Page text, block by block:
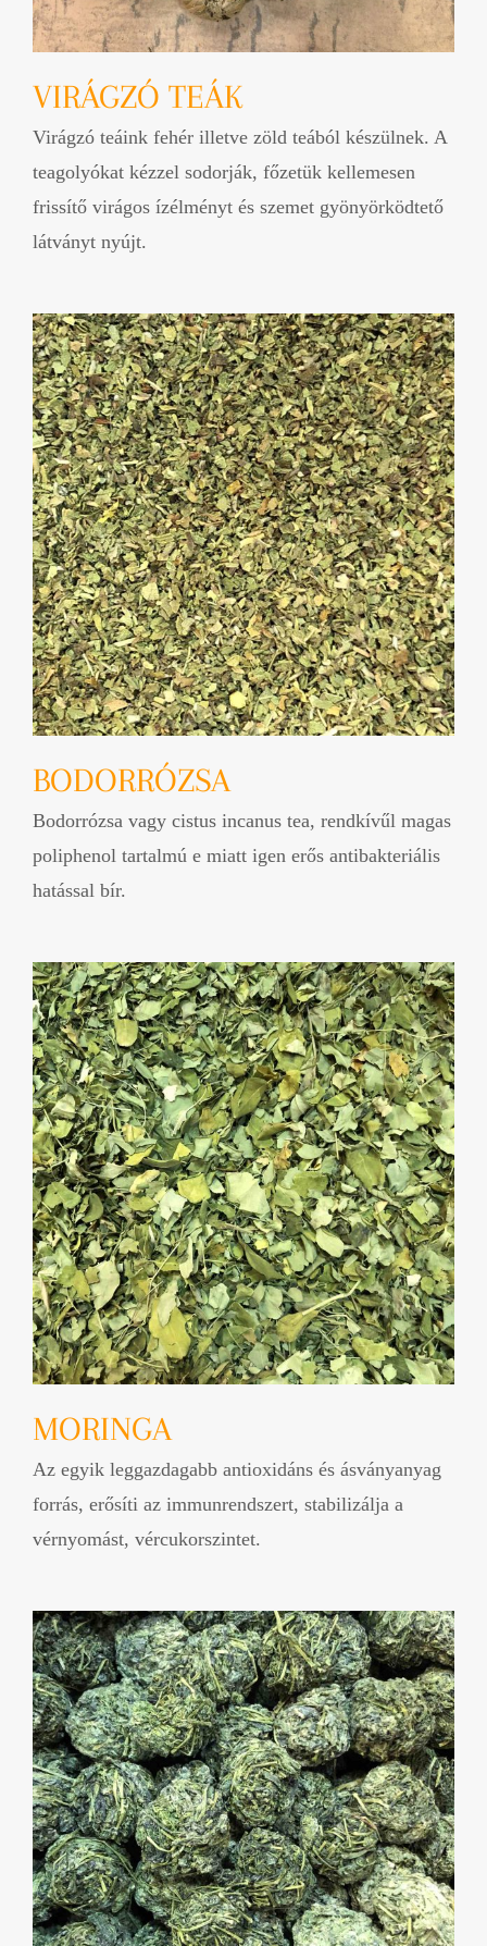
VIRÁGZÓ TEÁK
Virágzó teáink fehér illetve zöld teából készülnek. A
teagolyókat kézzel sodorják, főzetük kellemesen
frissítő virágos ízélményt és szemet gyönyörködtető
látványt nyújt.
BODORRÓZSA
Bodorrózsa vagy cistus incanus tea, rendkívűl magas
poliphenol tartalmú e miatt igen erős antibakteriális
hatással bír.
MORINGA
Az egyik leggazdagabb antioxidáns és ásványanyag
forrás, erősíti az immunrendszert, stabilizálja a
vérnyomást, vércukorszintet.